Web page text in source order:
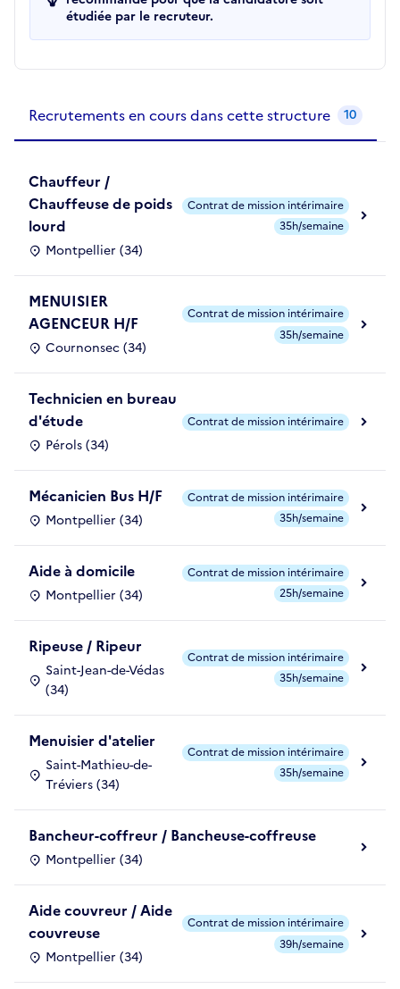
étudiée par le recruteur.
Recrutements en cours dans cette structure 10
Chauffeur /
Chauffeuse de poids
lourd
Montpellier (34)
Contrat de mission intérimaire
35h/semaine
MENUISIER
AGENCEUR H/F
Cournonsec (34)
Contrat de mission intérimaire
35h/semaine
Technicien en bureau
d'étude
Pérols (34)
Contrat de mission intérimaire
Mécanicien Bus H/F
Montpellier (34)
Contrat de mission intérimaire
35h/semaine
Aide à domicile
Montpellier (34)
Contrat de mission intérimaire
25h/semaine
Ripeuse / Ripeur
Saint-Jean-de-Védas
(34)
Contrat de mission intérimaire
35h/semaine
Menuisier d'atelier
Saint-Mathieu-de-
Tréviers (34)
Contrat de mission intérimaire
35h/semaine
Bancheur-coffreur / Bancheuse-coffreuse
Montpellier (34)
Aide couvreur / Aide
couvreuse
Montpellier (34)
Contrat de mission intérimaire
39h/semaine